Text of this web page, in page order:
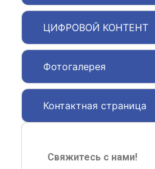
ЦИФРОВОЙ КОНТЕНТ
Фотогалерея
Контактная страница
Свяжитесь с нами!